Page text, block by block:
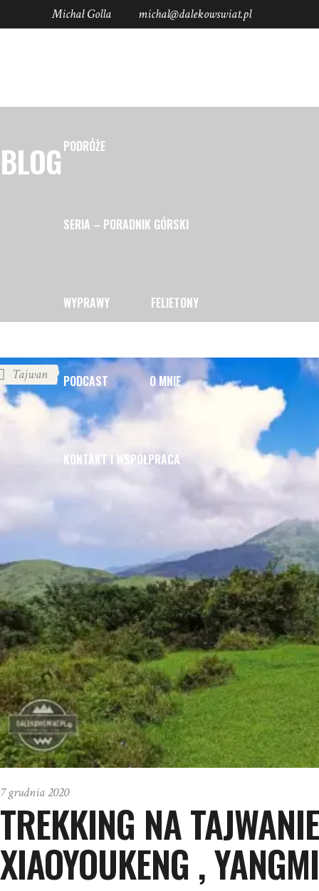
Michał Golla
michal@dalekowswiat.pl
PODRÓŻE
SERIA – PORADNIK GÓRSKI
WYPRAWY FELIETONY
PODCAST O MNIE
KONTAKT I WSPÓŁPRACA
BLOG
Tajwan
7 grudnia 2020
TREKKING NA
XIAOYOUKENG ,